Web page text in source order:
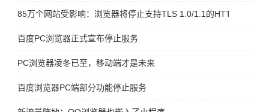
85万个网站受影响：浏览器将停止支持TLS 1.0/1.1的HTTPS网站
百度PC浏览器正式宣布停止服务
PC浏览器凌冬已至，移动端才是未来
百度浏览器PC端部分功能停止服务